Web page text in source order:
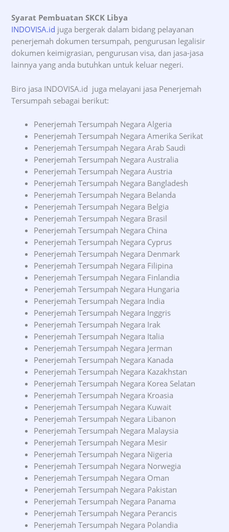
Syarat Pembuatan SKCK Libya
INDOVISA.id juga bergerak dalam bidang pelayanan
penerjemah dokumen tersumpah, pengurusan legalisir
dokumen keimigrasian, pengurusan visa, dan jasa-jasa
lainnya yang anda butuhkan untuk keluar negeri.
Biro jasa INDOVISA.id juga melayani jasa Penerjemah
Tersumpah sebagai berikut:
Penerjemah Tersumpah Negara Algeria
Penerjemah Tersumpah Negara Amerika Serikat
Penerjemah Tersumpah Negara Arab Saudi
Penerjemah Tersumpah Negara Australia
Penerjemah Tersumpah Negara Austria
Penerjemah Tersumpah Negara Bangladesh
Penerjemah Tersumpah Negara Belanda
Penerjemah Tersumpah Negara Belgia
Penerjemah Tersumpah Negara Brasil
Penerjemah Tersumpah Negara China
Penerjemah Tersumpah Negara Cyprus
Penerjemah Tersumpah Negara Denmark
Penerjemah Tersumpah Negara Filipina
Penerjemah Tersumpah Negara Finlandia
Penerjemah Tersumpah Negara Hungaria
Penerjemah Tersumpah Negara India
Penerjemah Tersumpah Negara Inggris
Penerjemah Tersumpah Negara Irak
Penerjemah Tersumpah Negara Italia
Penerjemah Tersumpah Negara Jerman
Penerjemah Tersumpah Negara Kanada
Penerjemah Tersumpah Negara Kazakhstan
Penerjemah Tersumpah Negara Korea Selatan
Penerjemah Tersumpah Negara Kroasia
Penerjemah Tersumpah Negara Kuwait
Penerjemah Tersumpah Negara Libanon
Penerjemah Tersumpah Negara Malaysia
Penerjemah Tersumpah Negara Mesir
Penerjemah Tersumpah Negara Nigeria
Penerjemah Tersumpah Negara Norwegia
Penerjemah Tersumpah Negara Oman
Penerjemah Tersumpah Negara Pakistan
Penerjemah Tersumpah Negara Panama
Penerjemah Tersumpah Negara Perancis
Penerjemah Tersumpah Negara Polandia